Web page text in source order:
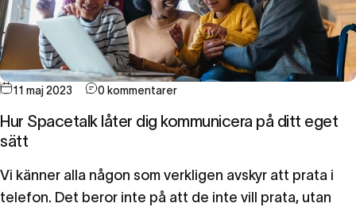
11 maj 2023 0 kommentarer
Hur Spacetalk låter dig kommunicera på ditt eget
sätt
Vi känner alla någon som verkligen avskyr att prata i
telefon. Det beror inte på att de inte vill prata, utan